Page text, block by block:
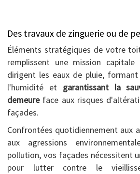
Des travaux de zinguerie ou de
Éléments stratégiques de votre
remplissent une mission
dirigent les eaux de pluie,
l'humidité et garantissant la
demeureface aux risques
façades.
Confrontées quotidiennement aux
aux agressions
pollution, vos façades nécessitent
pour lutter contre le